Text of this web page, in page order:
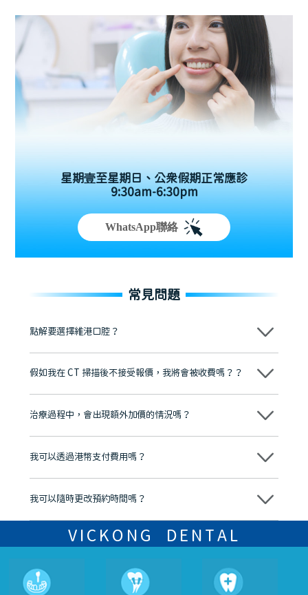
星期壹至星期日、公眾假期正常應診
9:30am-6:30pm
WhatsApp聯絡
常見問題
點解要選擇維港口腔？
維港口腔踐行「醫道濟世」的大學校訓，各分院匯聚來自香港、內地的
牌」、「2025香港企業領袖品牌」，是諾貝爾種植系統全球放心植牙中
至今已服務超過三十個國家和地區的顧客，受到粵港澳大灣區及周邊城
市市民極高的口碑評價及信任推薦 珠海、深圳設有八大分院，香港亦設
有咨詢及服務保障中心，有任何問題都可以隨時預約免費咨詢，讓人十
假如我在 CT 掃描後不接受報價，我將會被收費嗎？？
不會！只要未開始實際服務之前，你不會被收取任何費用。
治療過程中，會出現額外加價的情況嗎？
不會，治療前我們會詳細說明治療方案及對應的價錢，顧客同意並簽字
我可以透過港幣支付費用嗎？
可以。維港口腔會按照當日匯率轉算收取費用，而匯率會及時告知客人
我可以隨時更改預約時間嗎？
可以，請盡早通過wechat或whatsapp聯絡我們，告知我們你原本預約
的時間及資料，並且重新預約的日期及時段
VICKONG DENTAL